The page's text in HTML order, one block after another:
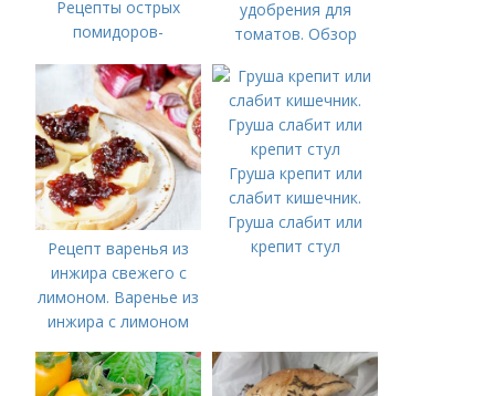
Рецепты острых
помидоров-
зеленых помидоров
удобрения для
томатов. Обзор
удобрений для
томатов: правила
внесения в почву
Рецепт варенья из
инжира свежего с
лимоном. Варенье из
инжира с лимоном
Груша крепит или
слабит кишечник.
Груша слабит или
крепит стул